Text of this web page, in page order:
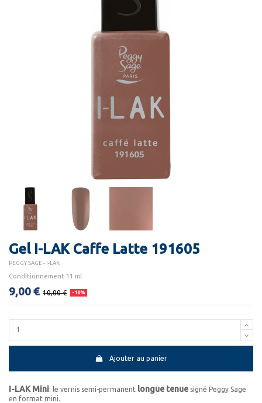
Gel I-LAK Caffe Latte 191605
PEGGY SAGE - I-LAK
Conditionnement 11 ml
9,00 € 10,00 € -10%
Ajouter au panier
I-LAK Mini: le vernis semi-permanent longue tenue signé Peggy Sage
en format mini.